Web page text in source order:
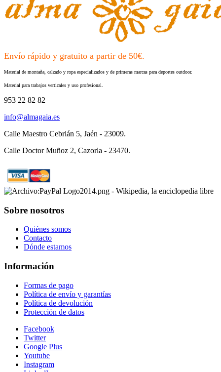
Envío rápido y gratuito a partir de 50€.
Material de montaña, calzado y ropa especializados y de primeras marcas para deportes outdoor.
Material para trabajos verticales y uso profesional.
953 22 82 82
info@almagaia.es
Calle Maestro Cebrián 5, Jaén - 23009.
Calle Doctor Muñoz 2, Cazorla - 23470.
Sobre nosotros
Quiénes somos
Contacto
Dónde estamos
Información
Formas de pago
Política de envío y garantías
Política de devolución
Protección de datos
Facebook
Twitter
Google Plus
Youtube
Instagram